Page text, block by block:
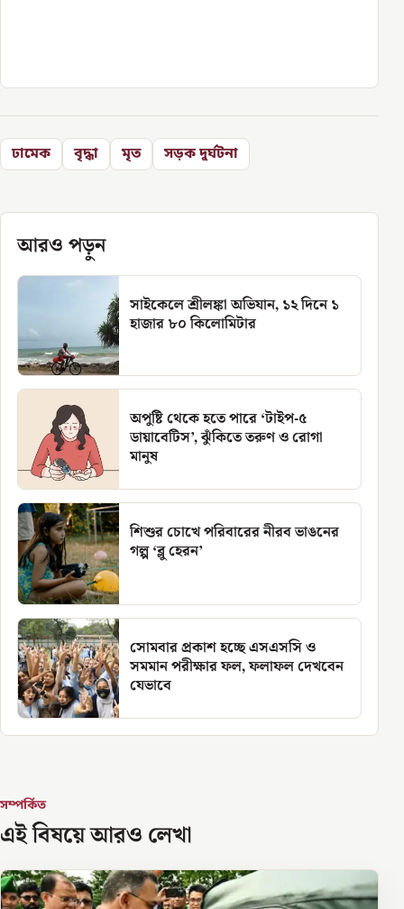
ঢামেক বৃদ্ধা মৃত সড়ক দুর্ঘটনা
আরও পড়ুন
সাইকেলে শ্রীলঙ্কা অভিযান, ১২ দিনে ১
হাজার ৮০ কিলোমিটার
অপুষ্টি থেকে হতে পারে ‘টাইপ-৫
ডায়াবেটিস’, ঝুঁকিতে তরুণ ও রোগা
মানুষ
শিশুর চোখে পরিবারের নীরব ভাঙনের
গল্প ‘ব্লু হেরন’
সোমবার প্রকাশ হচ্ছে এসএসসি ও
সমমান পরীক্ষার ফল, ফলাফল দেখবেন
যেভাবে
সম্পর্কিত
এই বিষয়ে আরও লেখা